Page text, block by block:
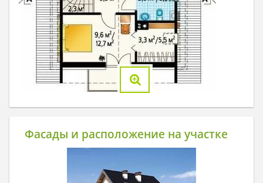
Фасады и расположение на участке